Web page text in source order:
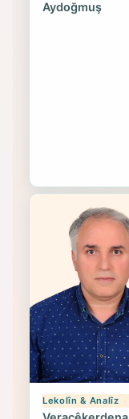
Aydoğmuş
Lekolîn & Analîz